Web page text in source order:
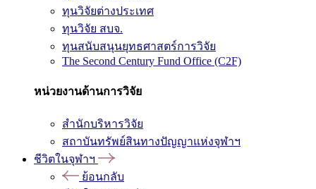
ทุนวิจัยต่างประเทศ
ทุนวิจัย สบจ.
ทุนสนับสนุนยุทธศาสตร์การวิจัย
The Second Century Fund Office (C2F)
หน่วยงานด้านการวิจัย
สำนักบริหารวิจัย
สถาบันทรัพย์สินทางปัญญาแห่งจุฬาฯ
ชีวิตในจุฬาฯ
ย้อนกลับ